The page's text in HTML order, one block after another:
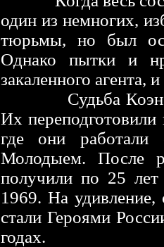
один из немногих,
тюрьмы, но был
Однако пытки и
закаленного агента,
Судьба
Их
где они
Молодыем. После
получили по 25
1969. На
стали Героями
годах.